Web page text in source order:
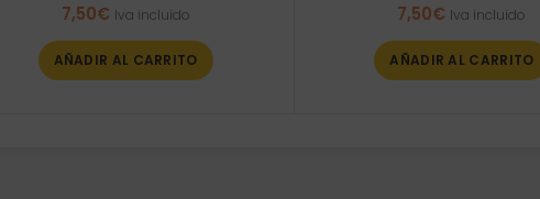
7,50€ Iva incluido
AÑADIR AL CARRITO
7,50€ Iva incluido
AÑADIR AL CARRITO